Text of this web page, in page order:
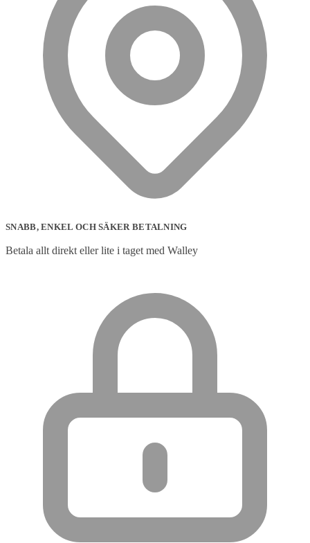
SNABB, ENKEL OCH SÄKER BETALNING
Betala allt direkt eller lite i taget med Walley